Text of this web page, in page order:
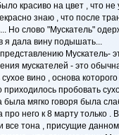
красиво на цвет , что
знаю , что после
Но слово "Мускатель"
я дала вину подышать...
Мускатель-
мускателей - это
сухое вино , основа
приходилось пробовать
была мягко говоря была
про него к 8 марту только .
все тона , присущие